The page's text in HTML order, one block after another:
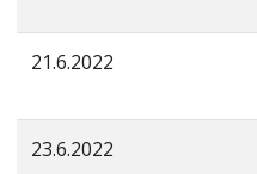
21.6.2022
23.6.2022